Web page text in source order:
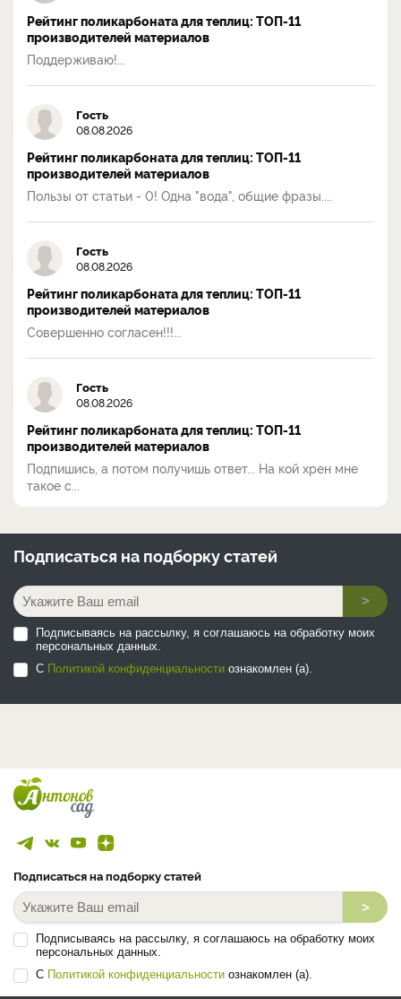
Рейтинг поликарбоната для теплиц: ТОП-11
производителей материалов
Поддерживаю!...
Гость
08.08.2026
Рейтинг поликарбоната для теплиц: ТОП-11
производителей материалов
Пользы от статьи - 0! Одна "вода", общие фразы....
Гость
08.08.2026
Рейтинг поликарбоната для теплиц: ТОП-11
производителей материалов
Совершенно согласен!!!...
Гость
08.08.2026
Рейтинг поликарбоната для теплиц: ТОП-11
производителей материалов
Подпишись, а потом получишь ответ... На кой хрен мне
такое с...
Подписаться на подборку статей
>
Подписываясь на рассылку, я соглашаюсь на обработку моих
персональных данных.
С Политикой конфиденциальности ознакомлен (а).
Подписаться на подборку статей
>
Подписываясь на рассылку, я соглашаюсь на обработку моих
персональных данных.
С Политикой конфиденциальности ознакомлен (а).